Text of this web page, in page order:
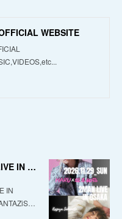
WEBSITE
【LIVE】HARU✖️坂本和弥 2-MAN LIVE IN OSAKA
IN